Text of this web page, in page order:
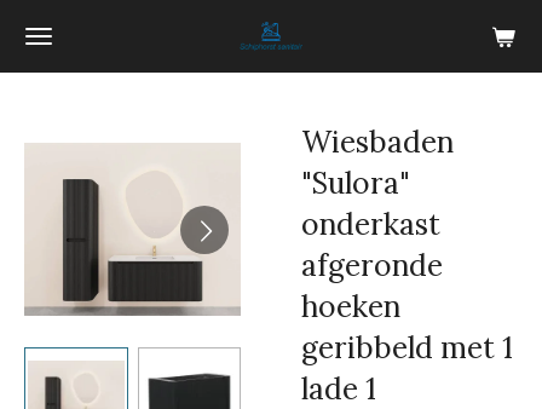
Ga
Wiesbaden
"Sulora"
onderkast
afgeronde
hoeken
geribbeld met 1
lade 1